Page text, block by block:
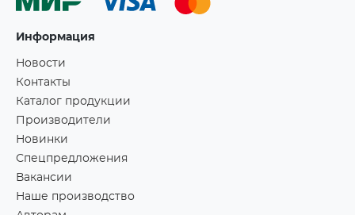
Информация
Новости
Контакты
Каталог продукции
Производители
Новинки
Спецпредложения
Вакансии
Наше производство